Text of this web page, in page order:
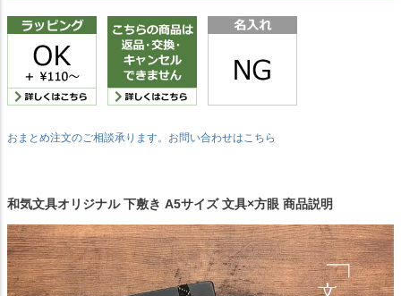
おまとめ注文のご相談承ります。お問い合わせはこちら
和気文具オリジナル 下敷き A5サイズ 文具×方眼 商品説明